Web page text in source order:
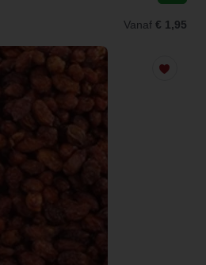
Vanaf € 1,95